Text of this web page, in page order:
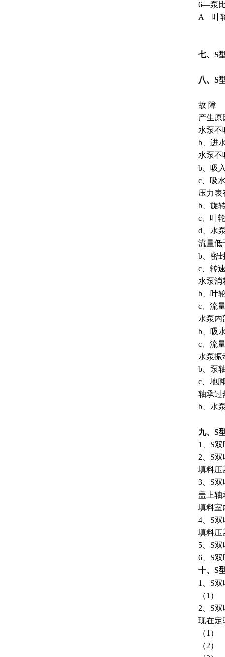
6—泵
A—叶
七、S
八、S
故 障
产生原
水泵不
b、进
水泵不
b、吸
c、吸
压力表
b、旋
c、叶
d、水
流量低
b、密
c、转
水泵消
b、叶
c、流
水泵内
b、吸
c、流
水泵振
b、泵
c、地
轴承过
b、水
九、S
1、S
2、S
填料压
3、S
盖上轴
填料室
4、S
填料压
5、S
6、S
十、S
1、S
（1）
2、S
现在定
（1）
（2）